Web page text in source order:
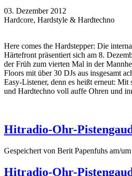
03. Dezember 2012
Hardcore, Hardstyle & Hardtechno
Here comes the Hardstepper: Die
Härtefront präsentiert sich am 8.
der Früh zum vierten Mal in der
Floors mit über 30 DJs aus insgesamt
Easy-Listener, denn es heißt erneut:
und Hardtechno voll auffe Ohren und
Hitradio-Ohr-
Gespeichert von Berit Papenfuhs am/
Hitradio-Ohr-